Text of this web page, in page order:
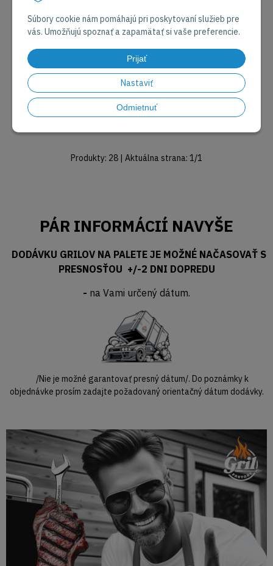
Súbory cookie nám pomáhajú pri poskytovaní služieb pre
vás. Umožňujú spoznať a zapamätať si vaše preferencie.
Prijať
Nastaviť
Odmietnuť
Dodanie do 5 - 7 dní Dodanie do 5 - 7 dní
Produkty: 28 | Aktuálna strana: 1/1
PÁR INFORMÁCIÍ NAVYŠE
DODÁVKU GRILOV NA PALETE JE MOŽNÉ NAČASOVAŤ S
PRESNOSŤOU +/-2 DNI DOPREDU
- na Vami určený dátum.
/Nie je možné garantovať presný dátum/. Do poznámky k
objednávke prosím zadajte požadovaný orientačný dátum dodávky.